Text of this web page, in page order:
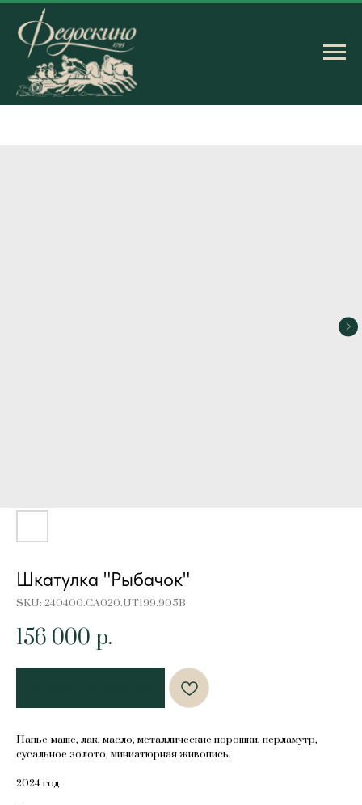
Шкатулка "Рыбачок"
SKU: 240400.CA020.UT199.905B
156 000 р.
Папье-маше, лак, масло, металлические порошки, перламутр,
сусальное золото, миниатюрная живопись.
2024 год